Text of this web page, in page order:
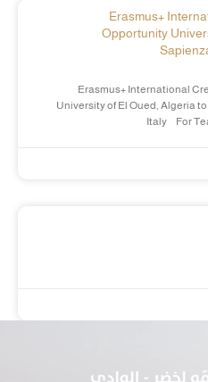
Erasmus+
Opportunity
Erasmus+ International
University of El Oued, Algeria
Italy For